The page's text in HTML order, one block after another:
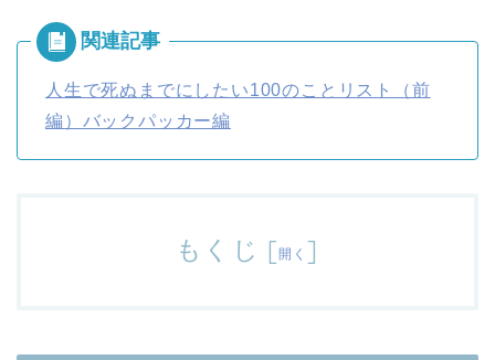
人生で死ぬまでにしたい100のことリスト（前
編）バックパッカー編
もくじ [開く ]